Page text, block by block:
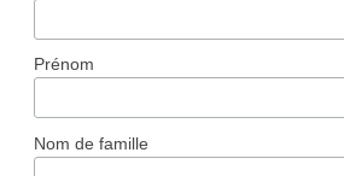
Prénom
Nom de famille